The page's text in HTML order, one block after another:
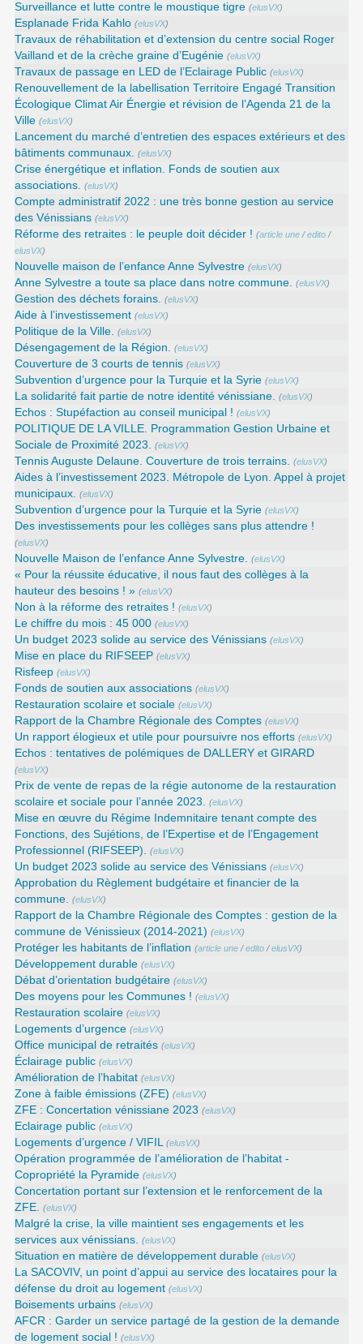
Surveillance et lutte contre le moustique tigre (elusVX)
Esplanade Frida Kahlo (elusVX)
Travaux de réhabilitation et d’extension du centre social Roger
Vailland et de la crèche graine d’Eugénie (elusVX)
Travaux de passage en LED de l’Eclairage Public (elusVX)
Renouvellement de la labellisation Territoire Engagé Transition
Écologique Climat Air Énergie et révision de l’Agenda 21 de la
Ville (elusVX)
Lancement du marché d’entretien des espaces extérieurs et des
bâtiments communaux. (elusVX)
Crise énergétique et inflation. Fonds de soutien aux
associations. (elusVX)
Compte administratif 2022 : une très bonne gestion au service
des Vénissians (elusVX)
Réforme des retraites : le peuple doit décider ! (article une /edito /
elusVX)
Nouvelle maison de l’enfance Anne Sylvestre (elusVX)
Anne Sylvestre a toute sa place dans notre commune. (elusVX)
Gestion des déchets forains. (elusVX)
Aide à l’investissement (elusVX)
Politique de la Ville. (elusVX)
Désengagement de la Région. (elusVX)
Couverture de 3 courts de tennis (elusVX)
Subvention d’urgence pour la Turquie et la Syrie (elusVX)
La solidarité fait partie de notre identité vénissiane. (elusVX)
Echos : Stupéfaction au conseil municipal ! (elusVX)
POLITIQUE DE LA VILLE. Programmation Gestion Urbaine et
Sociale de Proximité 2023. (elusVX)
Tennis Auguste Delaune. Couverture de trois terrains. (elusVX)
Aides à l’investissement 2023. Métropole de Lyon. Appel à projet
municipaux. (elusVX)
Subvention d’urgence pour la Turquie et la Syrie (elusVX)
Des investissements pour les collèges sans plus attendre !
(elusVX)
Nouvelle Maison de l’enfance Anne Sylvestre. (elusVX)
« Pour la réussite éducative, il nous faut des collèges à la
hauteur des besoins ! » (elusVX)
Non à la réforme des retraites ! (elusVX)
Le chiffre du mois : 45 000 (elusVX)
Un budget 2023 solide au service des Vénissians (elusVX)
Mise en place du RIFSEEP (elusVX)
Risfeep (elusVX)
Fonds de soutien aux associations (elusVX)
Restauration scolaire et sociale (elusVX)
Rapport de la Chambre Régionale des Comptes (elusVX)
Un rapport élogieux et utile pour poursuivre nos efforts (elusVX)
Echos : tentatives de polémiques de DALLERY et GIRARD
(elusVX)
Prix de vente de repas de la régie autonome de la restauration
scolaire et sociale pour l’année 2023. (elusVX)
Mise en œuvre du Régime Indemnitaire tenant compte des
Fonctions, des Sujétions, de l’Expertise et de l’Engagement
Professionnel (RIFSEEP). (elusVX)
Un budget 2023 solide au service des Vénissians (elusVX)
Approbation du Règlement budgétaire et financier de la
commune. (elusVX)
Rapport de la Chambre Régionale des Comptes : gestion de la
commune de Vénissieux (2014-2021) (elusVX)
Protéger les habitants de l’inflation (article une /edito /elusVX)
Développement durable (elusVX)
Débat d’orientation budgétaire (elusVX)
Des moyens pour les Communes ! (elusVX)
Restauration scolaire (elusVX)
Logements d’urgence (elusVX)
Office municipal de retraités (elusVX)
Éclairage public (elusVX)
Amélioration de l’habitat (elusVX)
Zone à faible émissions (ZFE) (elusVX)
ZFE : Concertation vénissiane 2023 (elusVX)
Eclairage public (elusVX)
Logements d’urgence / VIFIL (elusVX)
Opération programmée de l’amélioration de l’habitat -
Copropriété la Pyramide (elusVX)
Concertation portant sur l’extension et le renforcement de la
ZFE. (elusVX)
Malgré la crise, la ville maintient ses engagements et les
services aux vénissians. (elusVX)
Situation en matière de développement durable (elusVX)
La SACOVIV, un point d’appui au service des locataires pour la
défense du droit au logement (elusVX)
Boisements urbains (elusVX)
AFCR : Garder un service partagé de la gestion de la demande
de logement social ! (elusVX)